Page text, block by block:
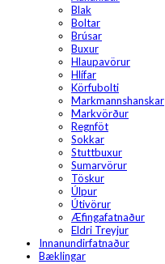
Blak
Boltar
Brúsar
Buxur
Hlaupavörur
Hlífar
Körfubolti
Markmannshanskar
Markvörður
Regnföt
Sokkar
Stuttbuxur
Sumarvörur
Töskur
Úlpur
Útivörur
Æfingafatnaður
Eldri Treyjur
Innanundirfatnaður
Bæklingar